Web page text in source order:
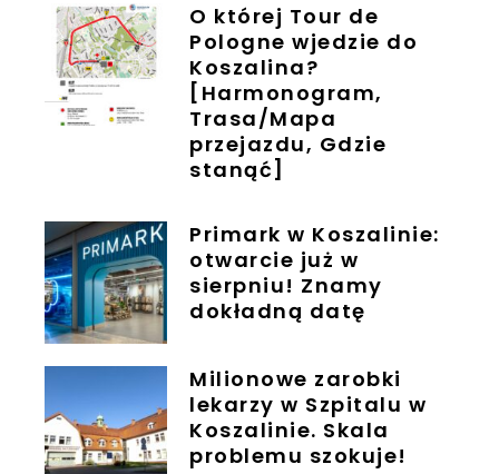
O której Tour de
Pologne wjedzie do
Koszalina?
[Harmonogram,
Trasa/Mapa
przejazdu, Gdzie
stanąć]
Primark w Koszalinie:
otwarcie już w
sierpniu! Znamy
dokładną datę
Milionowe zarobki
lekarzy w Szpitalu w
Koszalinie. Skala
problemu szokuje!